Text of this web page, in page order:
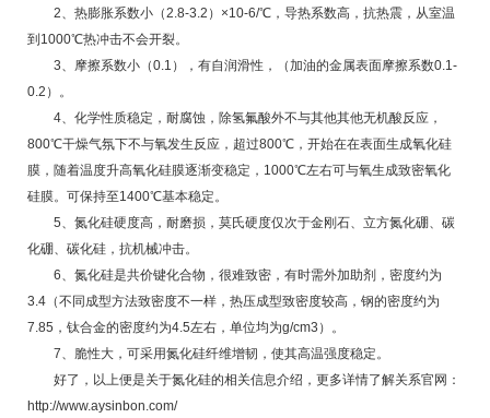
2、热膨胀系数小（2.8-3.2）×10-6/℃，导热系数高，抗热震，从室温
到1000℃热冲击不会开裂。
3、摩擦系数小（0.1），有自润滑性，（加油的金属表面摩擦系数0.1-
0.2）。
4、化学性质稳定，耐腐蚀，除氢氟酸外不与其他其他无机酸反应，
800℃干燥气氛下不与氧发生反应，超过800℃，开始在在表面生成氧化硅
膜，随着温度升高氧化硅膜逐渐变稳定，1000℃左右可与氧生成致密氧化
硅膜。可保持至1400℃基本稳定。
5、氮化硅硬度高，耐磨损，莫氏硬度仅次于金刚石、立方氮化硼、碳
化硼、碳化硅，抗机械冲击。
6、氮化硅是共价键化合物，很难致密，有时需外加助剂，密度约为
3.4（不同成型方法致密度不一样，热压成型致密度较高，钢的密度约为
7.85，钛合金的密度约为4.5左右，单位均为g/cm3）。
7、脆性大，可采用氮化硅纤维增韧，使其高温强度稳定。
好了，以上便是关于氮化硅的相关信息介绍，更多详情了解关系官网：
http://www.aysinbon.com/